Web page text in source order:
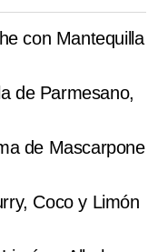
de ‘Pizza’ .
no será
están
con Mantequilla
de Parmesano,
de Mascarpone
Coco y Limón